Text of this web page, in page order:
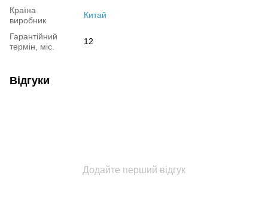
Країна
виробник
Китай
Гарантійний
термін, міс.
12
Відгуки
Додайте перший відгук